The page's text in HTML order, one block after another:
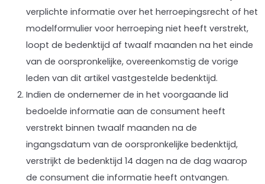
verplichte informatie over het herroepingsrecht of het
modelformulier voor herroeping niet heeft verstrekt,
loopt de bedenktijd af twaalf maanden na het einde
van de oorspronkelijke, overeenkomstig de vorige
leden van dit artikel vastgestelde bedenktijd.
Indien de ondernemer de in het voorgaande lid
bedoelde informatie aan de consument heeft
verstrekt binnen twaalf maanden na de
ingangsdatum van de oorspronkelijke bedenktijd,
verstrijkt de bedenktijd 14 dagen na de dag waarop
de consument die informatie heeft ontvangen.